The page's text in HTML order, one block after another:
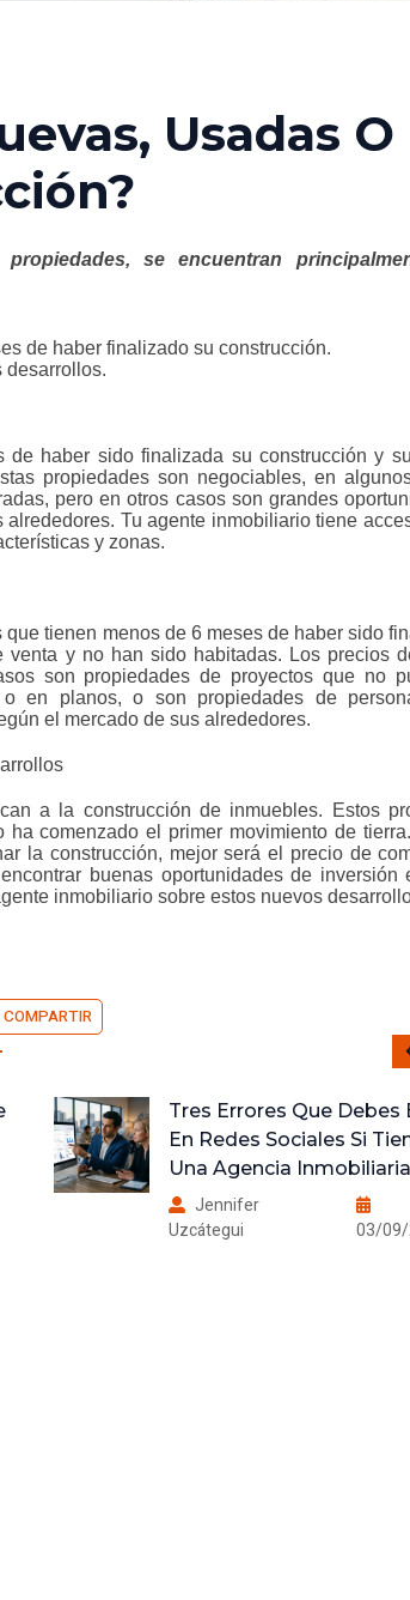
Usadas O
se encuentran
de haber finalizado su construcción.
desarrollos.
haber sido finalizada su construcción y
propiedades son negociables, en
pero en otros casos son grandes
Tu agente inmobiliario tiene
y zonas.
tienen menos de 6 meses de haber sido
venta y no han sido habitadas. Los precios
son propiedades de proyectos que no
en planos, o son propiedades de
el mercado de sus alrededores.
a la construcción de inmuebles. Estos
comenzado el primer movimiento de
la construcción, mejor será el precio de
buenas oportunidades de inversión
inmobiliario sobre estos nuevos
COMPARTIR
Las 5 Preguntas Que
Hacer A Tu Agente
Inmobiliario Cuando
Casa Que Quieres
Jennifer